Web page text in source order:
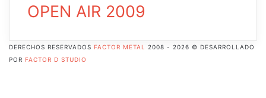
OPEN AIR 2009
DERECHOS RESERVADOS FACTOR METAL
2008 - 2026 © DESARROLLADO
POR FACTOR D STUDIO